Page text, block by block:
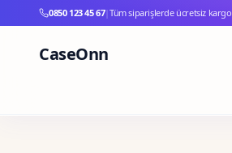
0850 123 45 67|Tüm siparişlerde ücretsiz kargo
CaseOnn